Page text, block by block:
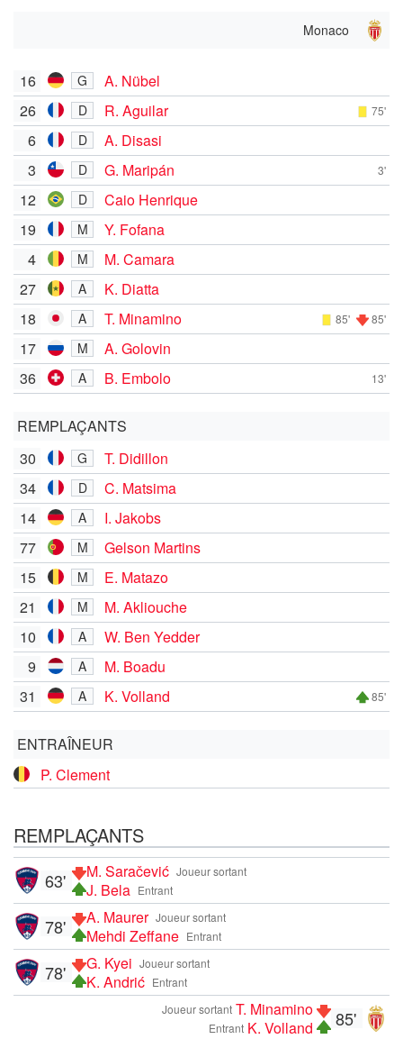
Monaco
16 G
A. Nübel
26
D R. Aguilar 75'
6 D
A. Disasi
3
D G. Maripán 3'
12 D
Caio Henrique
19
M
Y. Fofana
4
M
M. Camara
27
A
K. Diatta
18
A T. Minamino 85' 85'
17 M
A. Golovin
36
A B. Embolo 13'
REMPLAÇANTS
30
G
T. Didillon
34
D
C. Matsima
14
A
I. Jakobs
77
M
Gelson Martins
15
M
E. Matazo
21
M
M. Akliouche
10
A
W. Ben Yedder
9
A
M. Boadu
31
A K. Volland 85'
ENTRAÎNEUR
P. Clement
REMPLAÇANTS
Joueur sortant
M. Saračević
Entrant
J. Bela
63'
Joueur sortant
A. Maurer
Entrant
Mehdi Zeffane
78'
Joueur sortant
G. Kyei
Entrant
K. Andrić
78'
85'
Joueur sortant T. Minamino
Entrant K. Volland